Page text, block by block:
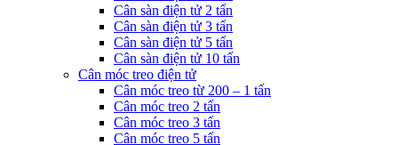
Cân sàn điện tử 2 tấn
Cân sàn điện tử 3 tấn
Cân sàn điện tử 5 tấn
Cân sàn điện tử 10 tấn
Cân móc treo điện tử
Cân móc treo từ 200 – 1 tấn
Cân móc treo 2 tấn
Cân móc treo 3 tấn
Cân móc treo 5 tấn